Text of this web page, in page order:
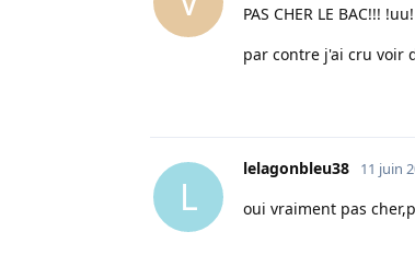
PAS CHER LE BAC!!! !uu!
par contre j'ai cru voir
L
lelagonbleu38 11 juin
oui vraiment pas